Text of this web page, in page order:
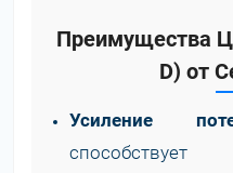
Преимущества
D) от
Усиление